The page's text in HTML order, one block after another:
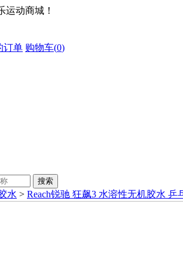
运动商城！
订单 购物车(0)
水 > Reach锐驰 狂飙3 水溶性无机胶水 乒